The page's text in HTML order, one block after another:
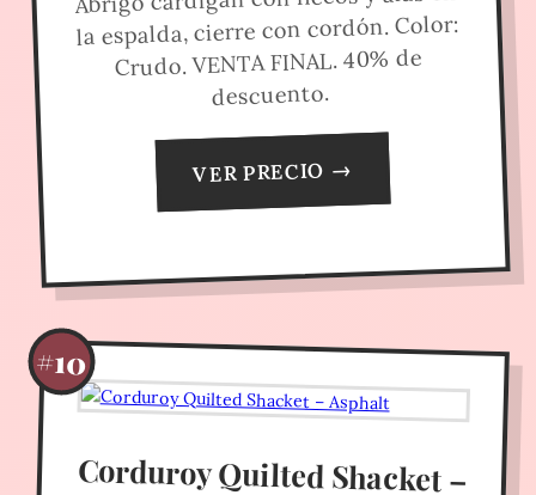
la espalda, cierre con cordón. Color:
Crudo. VENTA FINAL. 40% de
descuento.
VER PRECIO →
#10
Corduroy Quilted Shacket –